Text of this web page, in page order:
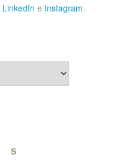
LinkedIn e Instagram.
S